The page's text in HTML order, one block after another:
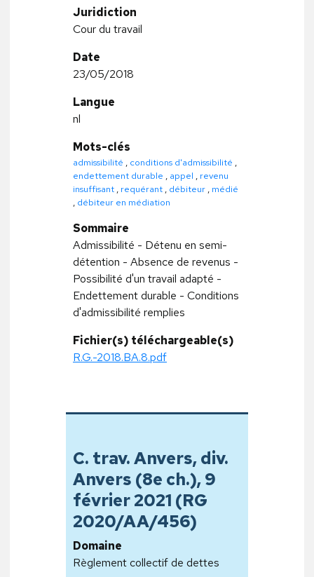
Juridiction
Cour du travail
Date
23/05/2018
Langue
nl
Mots-clés
admissibilité , conditions d'admissibilité ,
endettement durable , appel , revenu
insuffisant , requérant , débiteur , médié
, débiteur en médiation
Sommaire
Admissibilité - Détenu en semi-
détention - Absence de revenus -
Possibilité d'un travail adapté -
Endettement durable - Conditions
d'admissibilité remplies
Fichier(s) téléchargeable(s)
R.G.-2018.BA.8.pdf
C. trav. Anvers, div.
Anvers (8e ch.), 9
février 2021 (RG
2020/AA/456)
Domaine
Règlement collectif de dettes